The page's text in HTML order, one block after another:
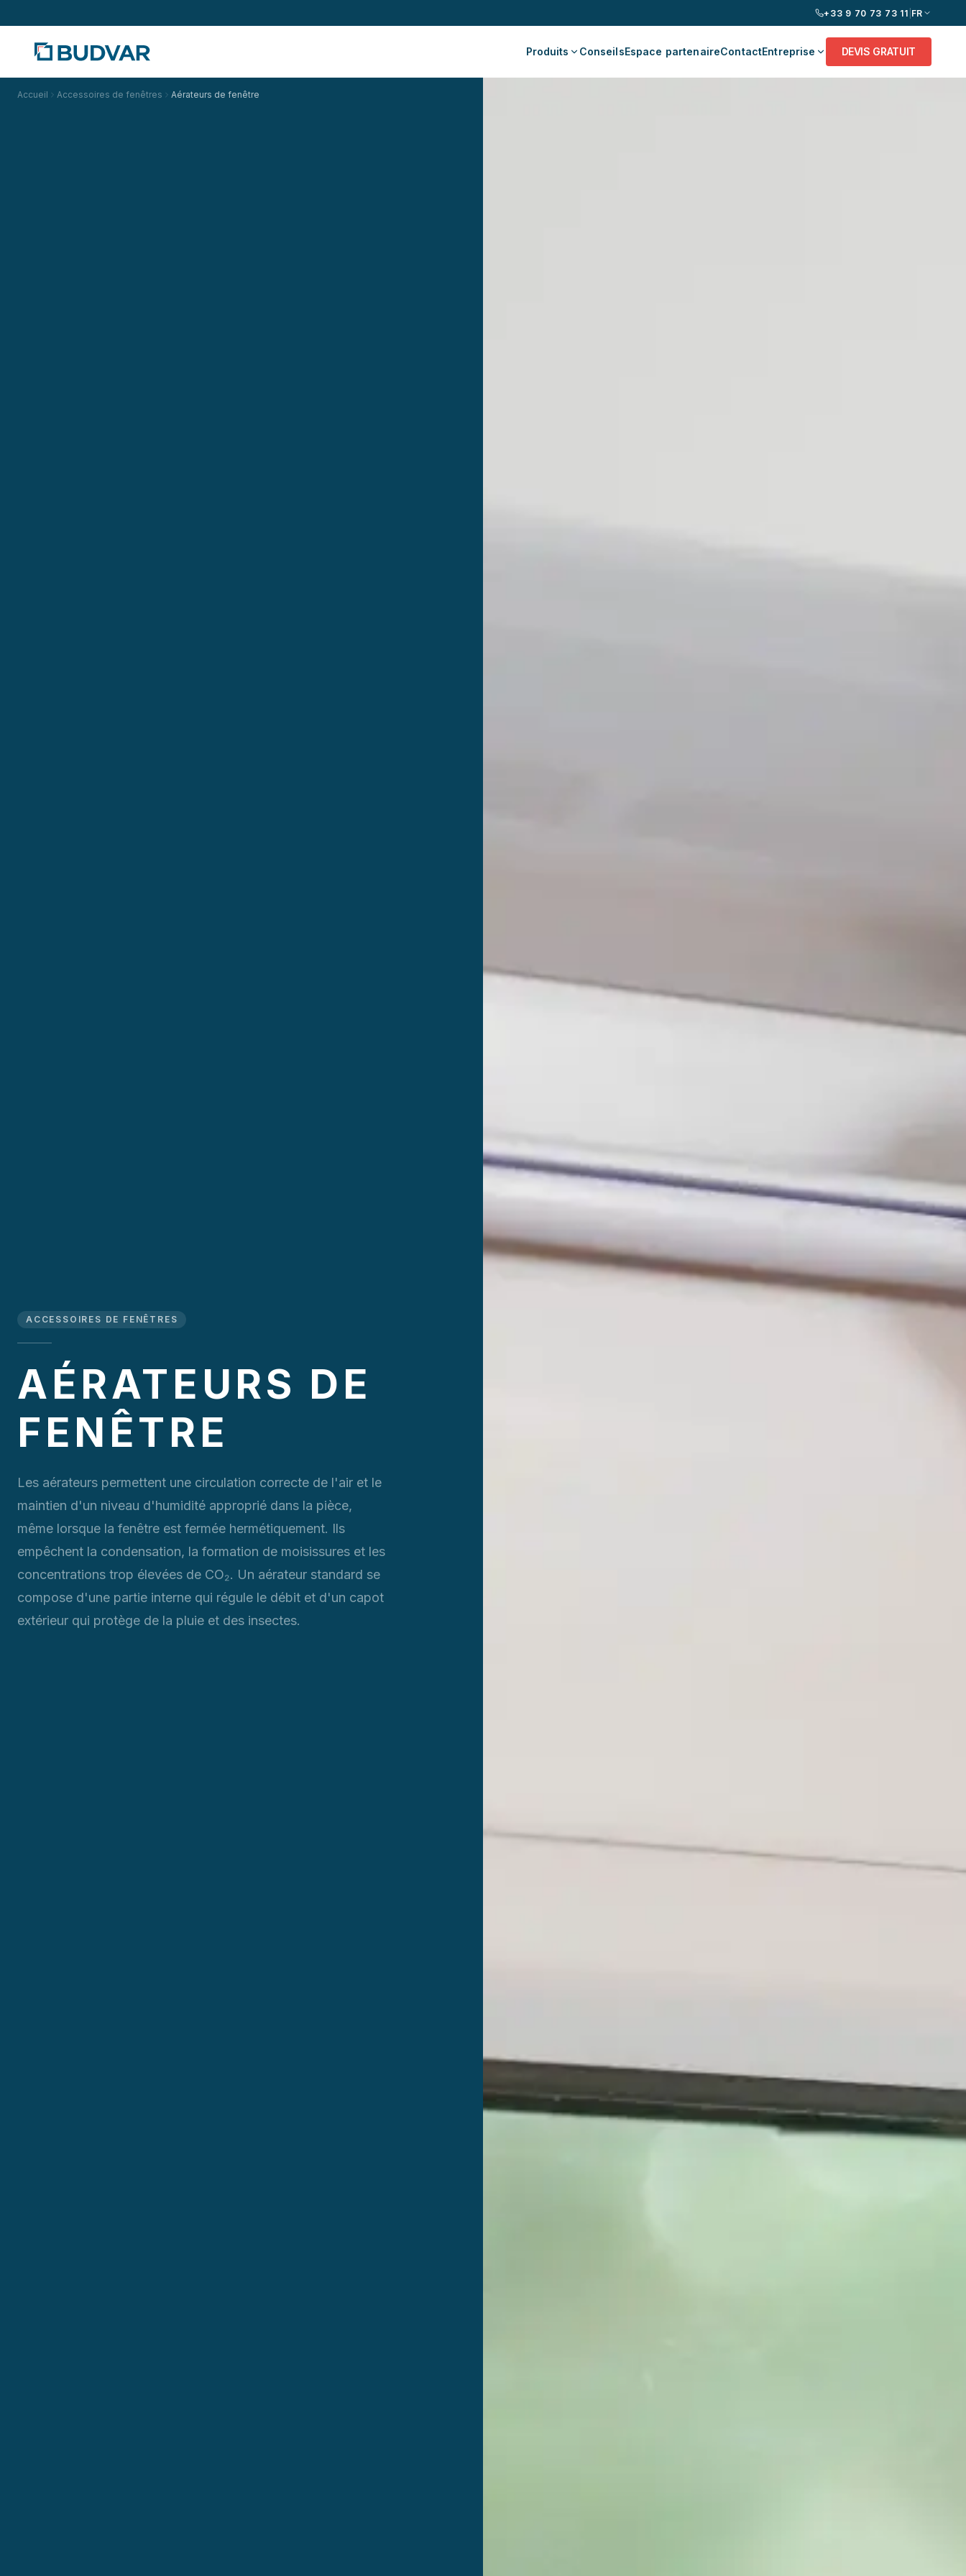
+33 9 70 73 73 11 FR
Produits ConseilsEspace partenaireContactEntreprise DEVIS GRATUIT
Accueil Accessoires de fenêtres Aérateurs de fenêtre
ACCESSOIRES DE FENÊTRES
AÉRATEURS DE
FENÊTRE
Les aérateurs permettent une circulation correcte de l'air et le
maintien d'un niveau d'humidité approprié dans la pièce,
même lorsque la fenêtre est fermée hermétiquement. Ils
empêchent la condensation, la formation de moisissures et les
concentrations trop élevées de CO₂. Un aérateur standard se
compose d'une partie interne qui régule le débit et d'un capot
extérieur qui protège de la pluie et des insectes.